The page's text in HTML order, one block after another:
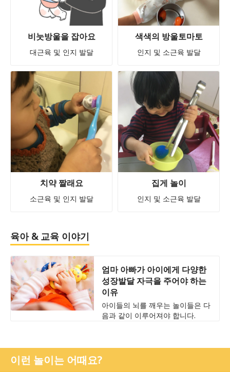
비눗방울을 잡아요
대근육 및 인지 발달
색색의 방울토마토
인지 및 소근육 발달
치약 짤래요
소근육 및 인지 발달
집게 놀이
인지 및 소근육 발달
육아 & 교육 이야기
엄마 아빠가 아이에게 다양한
성장발달 자극을 주어야 하는
이유
아이들의 뇌를 깨우는 놀이들은 다
음과 같이 이루어져야 합니다.
이런 놀이는 어때요?